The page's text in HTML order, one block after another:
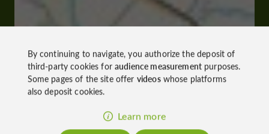
By continuing to navigate, you authorize the deposit of
third-party cookies foraudience measurementpurposes.
Some pages of the site offer videoswhose platforms
also deposit cookies.
Learn more